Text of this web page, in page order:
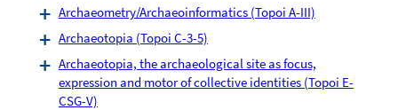
Archaeometry/Archaeoinformatics (Topoi A-III)
Archaeotopia (Topoi C-3-5)
Archaeotopia, the archaeological site as focus,
expression and motor of collective identities (Topoi E-
CSG-V)